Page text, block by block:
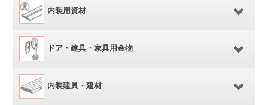
内装用資材
ドア・建具・家具用金物
内装建具・建材